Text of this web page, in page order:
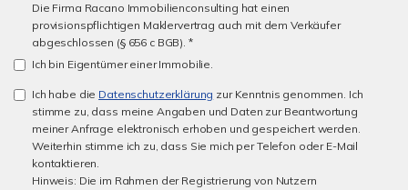
Die Firma Racano Immobilienconsulting hat einen
provisionspflichtigen Maklervertrag auch mit dem Verkäufer
abgeschlossen (§ 656 c BGB). *
Ich bin Eigentümer einer Immobilie.
Ich habe die Datenschutzerklärung zur Kenntnis genommen. Ich
stimme zu, dass meine Angaben und Daten zur Beantwortung
meiner Anfrage elektronisch erhoben und gespeichert werden.
Weiterhin stimme ich zu, dass Sie mich per Telefon oder E-Mail
kontaktieren.
Hinweis: Die im Rahmen der Registrierung von Nutzern